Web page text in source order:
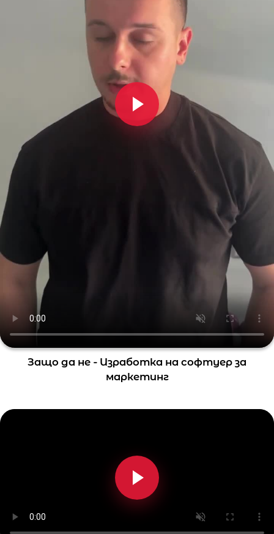
Защо да не - Изработка на софтуер за
маркетинг